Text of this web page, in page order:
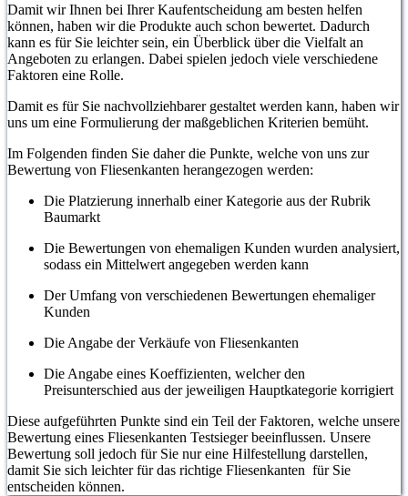
Damit wir Ihnen bei Ihrer Kaufentscheidung am besten helfen
können, haben wir die Produkte auch schon bewertet. Dadurch
kann es für Sie leichter sein, ein Überblick über die Vielfalt an
Angeboten zu erlangen. Dabei spielen jedoch viele verschiedene
Faktoren eine Rolle.
Damit es für Sie nachvollziehbarer gestaltet werden kann, haben wir
uns um eine Formulierung der maßgeblichen Kriterien bemüht.
Im Folgenden finden Sie daher die Punkte, welche von uns zur
Bewertung von Fliesenkanten herangezogen werden:
Die Platzierung innerhalb einer Kategorie aus der Rubrik
Baumarkt
Die Bewertungen von ehemaligen Kunden wurden analysiert,
sodass ein Mittelwert angegeben werden kann
Der Umfang von verschiedenen Bewertungen ehemaliger
Kunden
Die Angabe der Verkäufe von Fliesenkanten
Die Angabe eines Koeffizienten, welcher den
Preisunterschied aus der jeweiligen Hauptkategorie korrigiert
Diese aufgeführten Punkte sind ein Teil der Faktoren, welche unsere
Bewertung eines Fliesenkanten Testsieger beeinflussen. Unsere
Bewertung soll jedoch für Sie nur eine Hilfestellung darstellen,
damit Sie sich leichter für das richtige Fliesenkanten für Sie
entscheiden können.